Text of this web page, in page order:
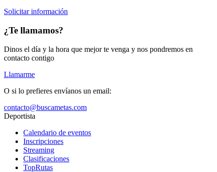
Solicitar información
¿Te llamamos?
Dinos el día y la hora que mejor te venga y nos pondremos en
contacto contigo
Llamarme
O si lo prefieres envíanos un email:
contacto@buscametas.com
Deportista
Calendario de eventos
Inscripciones
Streaming
Clasificaciones
TopRutas